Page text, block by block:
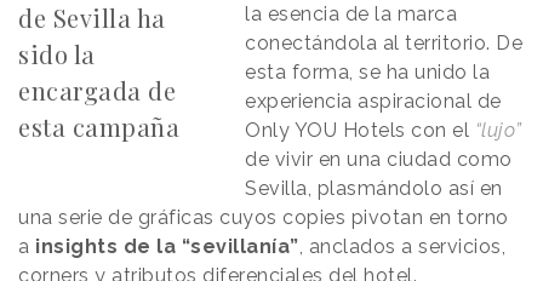
de Sevilla ha
sido la
encargada de
esta campaña
la esencia de la marca
conectándola al territorio. De
esta forma, se ha unido la
experiencia aspiracional de
Only YOU Hotels con el “lujo”
de vivir en una ciudad como
Sevilla, plasmándolo así en
una serie de gráficas cuyos copies pivotan en torno
a insights de la “sevillanía”, anclados a servicios,
corners y atributos diferenciales del hotel.